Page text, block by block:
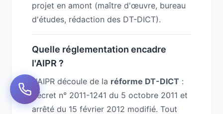
projet en amont (maître d'œuvre, bureau
d'études, rédaction des DT-DICT).
Quelle réglementation encadre
l'AIPR ?
L'AIPR découle de la réforme DT-DICT :
décret n° 2011-1241 du 5 octobre 2011 et
arrêté du 15 février 2012 modifié. Tout